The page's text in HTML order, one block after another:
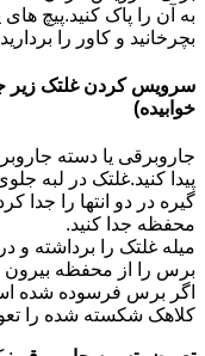
به آن را پاک کنید.پیچ
بچرخانید و کاور را
سرویس کردن غلتک زیر
خوابیده)
جاروبرقی یا دسته
پیدا کنید.غلتک در لبه
گیره در دو انتها را جدا
محفظه جدا کنید.
میله غلتک را برداشته و
برس را از محفظه بیرون
اگر برس فرسوده شده
کلاهک شکسته شده را